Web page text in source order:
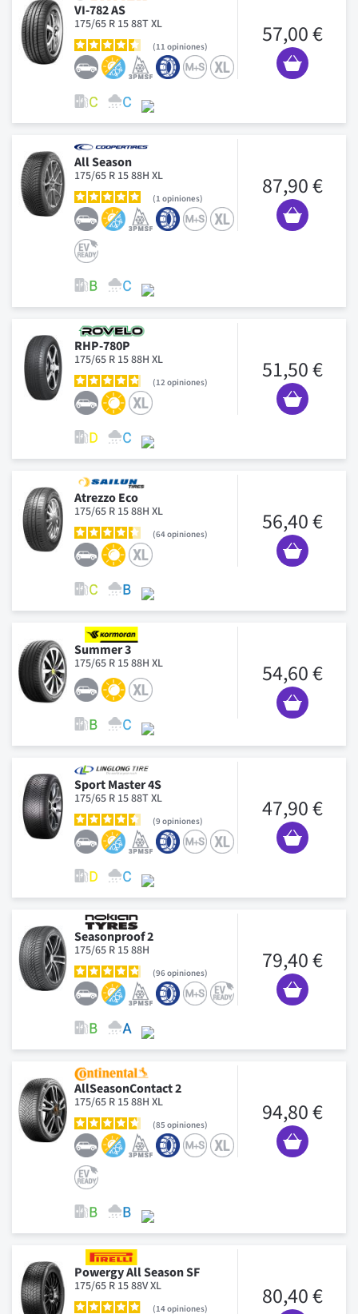
VI-782 AS
175/65 R 15 88T XL
11 opiniones 57,00 €
All Season
175/65 R 15 88H XL
1 opiniones 87,90 €
RHP-780P
175/65 R 15 88H XL
12 opiniones 51,50 €
Atrezzo Eco
175/65 R 15 88H XL
64opiniones 56,40 €
Summer 3
175/65 R 15 88H XL 54,60 €
Sport Master 4S
175/65 R 15 88T XL
9 opiniones 47,90 €
Seasonproof 2
175/65 R 15 88H
96opiniones 79,40 €
AllSeasonContact 2
175/65 R 15 88H XL
85 opiniones 94,80 €
Powergy All Season SF
175/65 R 15 88V XL
14opiniones 80,40 €